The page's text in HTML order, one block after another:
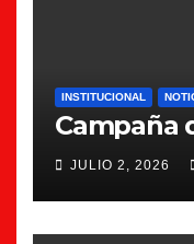
INSTITUCIONAL
Campaña
JULIO 2, 2026